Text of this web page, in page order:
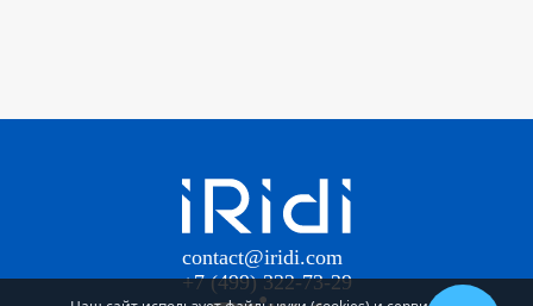
contact@iridi.com
+7 (499) 322-73-29